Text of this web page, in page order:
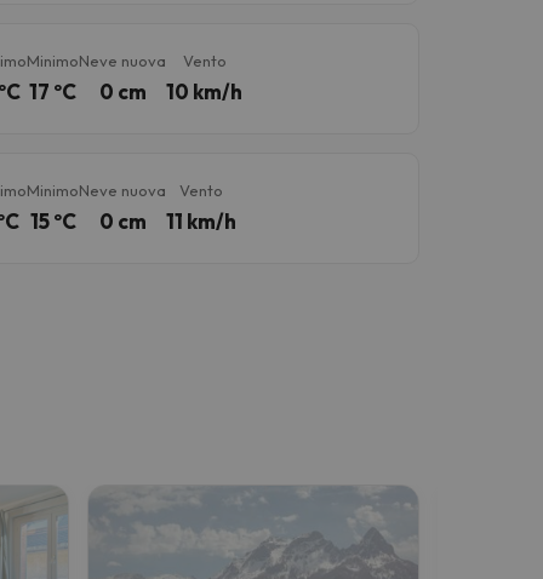
Minimo
17 ºC
Neve nuova
0 cm
Vento
10 km/h
Minimo
15 ºC
Neve nuova
0 cm
Vento
11 km/h